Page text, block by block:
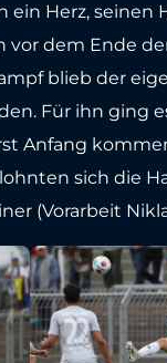
Herz, seinen
dem Ende
blieb der
Für ihn ging
Anfang
sich die
(Vorarbeit